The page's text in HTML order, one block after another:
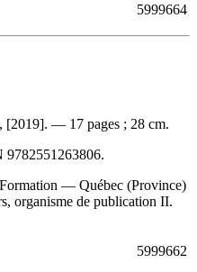
5999664
[2019]. — 17 pages ; 28 cm.
9782551263806.
— Québec (Province)
organisme de publication II.
5999662